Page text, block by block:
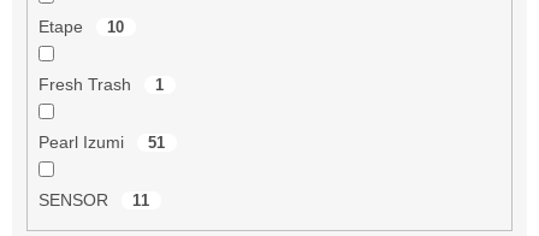
Etape 10
Fresh Trash 1
Pearl Izumi 51
SENSOR 11